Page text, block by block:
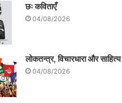
छः कविताएँ
04/08/2026
लोकतन्त्र, विचारधारा और साहित्य
04/08/2026